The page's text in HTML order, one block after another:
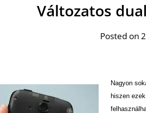
Változatos
Posted on
Nagyon
hiszen